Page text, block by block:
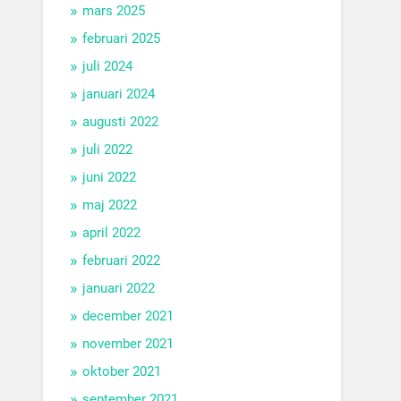
mars 2025
februari 2025
juli 2024
januari 2024
augusti 2022
juli 2022
juni 2022
maj 2022
april 2022
februari 2022
januari 2022
december 2021
november 2021
oktober 2021